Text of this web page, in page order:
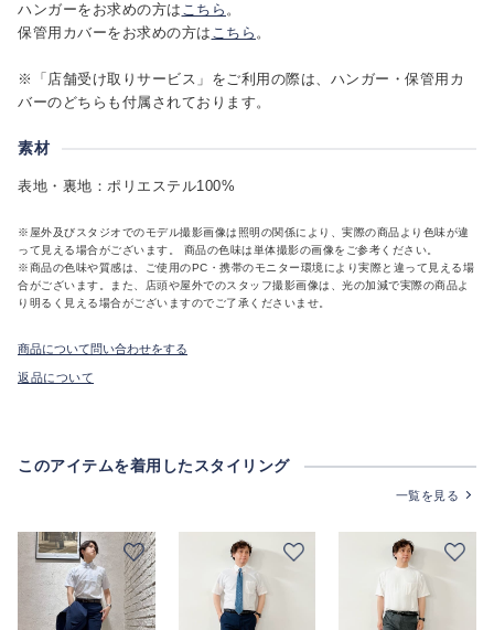
ハンガーをお求めの方は こちら 。
保管用カバーをお求めの方は こちら 。
※「店舗受け取りサービス」をご利用の際は、ハンガー・保管用カ
バーのどちらも付属されております。
素材
表地・裏地：ポリエステル100%
※屋外及びスタジオでのモデル撮影画像は照明の関係により、実際の商品より色味が違
って見える場合がございます。 商品の色味は単体撮影の画像をご参考ください。
※商品の色味や質感は、ご使用のPC・携帯のモニター環境により実際と違って見える場
合がございます。また、店頭や屋外でのスタッフ撮影画像は、光の加減で実際の商品よ
り明るく見える場合がございますのでご了承くださいませ。
商品について問い合わせをする
返品について
このアイテムを着用したスタイリング
一覧を見る